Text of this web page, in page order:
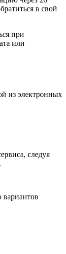
в свой
при
или
из электронных
следуя
вариантов